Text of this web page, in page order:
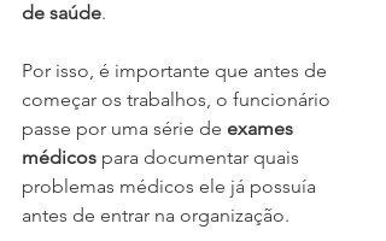
de saúde.
Por isso, é importante que antes de
começar os trabalhos, o funcionário
passe por uma série de exames
médicos para documentar quais
problemas médicos ele já possuía
antes de entrar na organização.